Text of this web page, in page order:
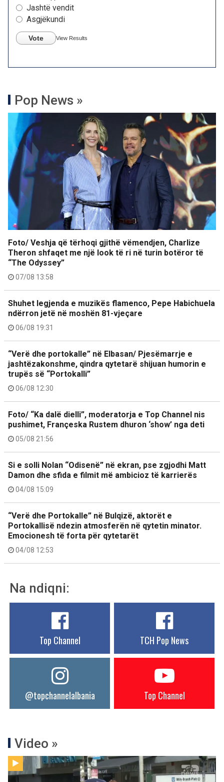
Jashtë vendit
Asgjëkundi
Vote View Results
Pop News »
Foto/ Veshja që tërhoqi gjithë vëmendjen, Charlize
Theron shfaqet me një look të ri në turin botëror të
“The Odyssey”
07/08 13:58
Shuhet legjenda e muzikës flamenco, Pepe Habichuela
ndërron jetë në moshën 81-vjeçare
06/08 19:31
“Verë dhe portokalle” në Elbasan/ Pjesëmarrje e
jashtëzakonshme, qindra qytetarë shijuan humorin e
trupës së “Portokalli”
06/08 12:30
Foto/ “Ka dalë dielli”, moderatorja e Top Channel nis
pushimet, Françeska Rustem dhuron ‘show’ nga deti
05/08 21:56
Si e solli Nolan “Odisenë” në ekran, pse zgjodhi Matt
Damon dhe sfida e filmit më ambicioz të karrierës
04/08 15:09
“Verë dhe Portokalle” në Bulqizë, aktorët e
Portokallisë ndezin atmosferën në qytetin minator.
Emocionesh të forta për qytetarët
04/08 12:53
Na ndiqni:
Top Channel TCH Pop News
@topchannelalbania Top Channel
Video »